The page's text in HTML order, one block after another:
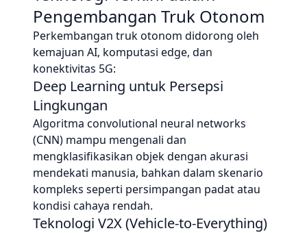
Pengembangan Truk Otonom
Perkembangan truk otonom didorong oleh
kemajuan AI, komputasi edge, dan
konektivitas 5G:
Deep Learning untuk Persepsi
Lingkungan
Algoritma convolutional neural networks
(CNN) mampu mengenali dan
mengklasifikasikan objek dengan akurasi
mendekati manusia, bahkan dalam skenario
kompleks seperti persimpangan padat atau
kondisi cahaya rendah.
Teknologi V2X (Vehicle-to-Everything)